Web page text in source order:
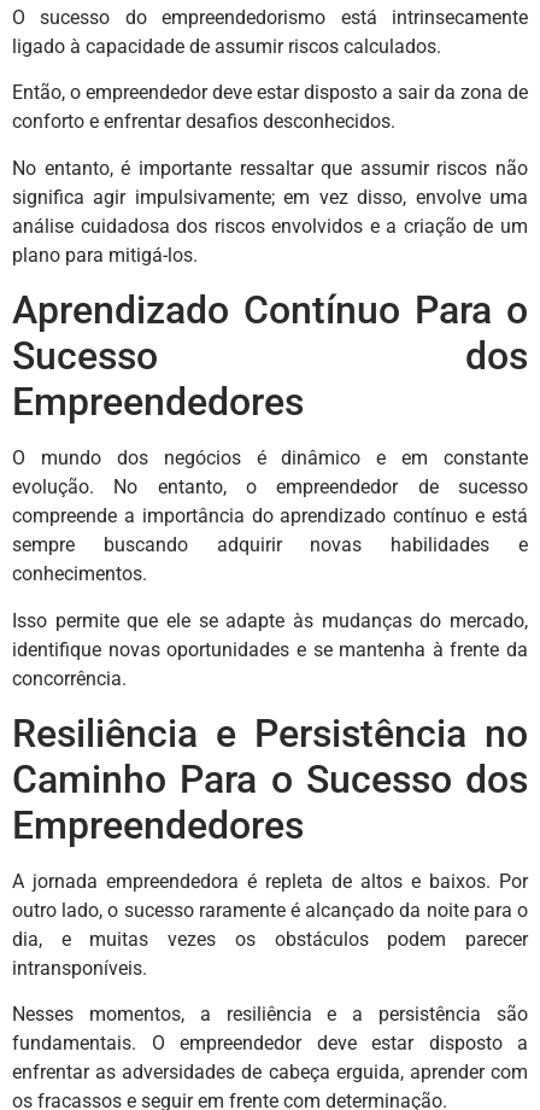
O sucesso do empreendedorismo está intrinsecamente
ligado à capacidade de assumir riscos calculados.
Então, o empreendedor deve estar disposto a sair da zona de
conforto e enfrentar desafios desconhecidos.
No entanto, é importante ressaltar que assumir riscos não
significa agir impulsivamente; em vez disso, envolve uma
análise cuidadosa dos riscos envolvidos e a criação de um
plano para mitigá-los.
Aprendizado Contínuo Para o
Sucesso dos
Empreendedores
O mundo dos negócios é dinâmico e em constante
evolução. No entanto, o empreendedor de sucesso
compreende a importância do aprendizado contínuo e está
sempre buscando adquirir novas habilidades e
conhecimentos.
Isso permite que ele se adapte às mudanças do mercado,
identifique novas oportunidades e se mantenha à frente da
concorrência.
Resiliência e Persistência no
Caminho Para o Sucesso dos
Empreendedores
A jornada empreendedora é repleta de altos e baixos. Por
outro lado, o sucesso raramente é alcançado da noite para o
dia, e muitas vezes os obstáculos podem parecer
intransponíveis.
Nesses momentos, a resiliência e a persistência são
fundamentais. O empreendedor deve estar disposto a
enfrentar as adversidades de cabeça erguida, aprender com
os fracassos e seguir em frente com determinação.